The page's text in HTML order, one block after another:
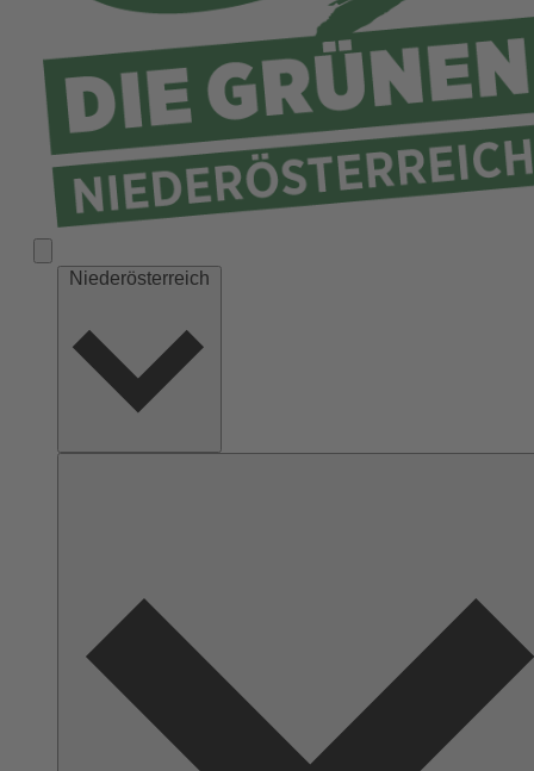
Niederösterreich